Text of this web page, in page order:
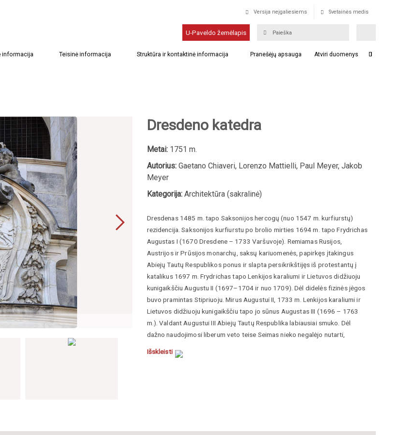
Versija neįgaliesiems Svetainės medis
U-Paveldo žemėlapis
informacija Teisinė informacija Struktūra ir kontaktinė informacija Pranešėjų apsauga Atviri duomenys
Paulaenuotrauka,CC BY-SA 3.0
Dresdeno katedra
Metai:1751 m.
Autorius:Gaetano Chiaveri, Lorenzo Mattielli, Paul Meyer, Jakob
Meyer
Kategorija:Architektūra (sakralinė)
Dresdenas 1485 m. tapo Saksonijos hercogų (nuo 1547 m. kurfiurstų)
rezidencija. Saksonijos kurfiurstu po brolio mirties 1694 m. tapoFrydrichas
Augustas I (1670 Dresdene – 1733Varšuvoje). Remiamas Rusijos,
Austrijos ir Prūsijos monarchų, saksų kariuomenės, papirkęs įtakingus
Abiejų Tautų Respublikos ponus ir slapta persikrikštijęs iš protestantų į
katalikus 1697 m. Frydrichas tapo Lenkijos karaliumi ir Lietuvos didžiuoju
kunigaikščiu Augustu II (1697–1704 ir nuo 1709). Dėl didelės fizinės jėgos
buvo pramintas Stipriuoju. Mirus Augustui II, 1733 m. Lenkijos karaliumi ir
Lietuvos didžiuoju kunigaikščiu tapo jo sūnus Augustas III (1696 – 1763
m.). Valdant Augustui III Abiejų Tautų Respublika labiausiai smuko. Dėl
dažno naudojimosi liberum veto teise Seimas nieko negalėjo nutarti,
didikų grupuočių kovų ir užsienio valstybių intrigų.
Išskleisti